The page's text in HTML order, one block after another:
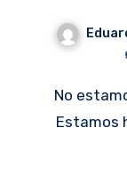
No estamos hablando del más «chupini».
Estamos